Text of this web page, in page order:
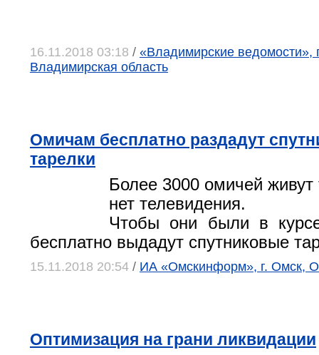
16.11.2018 03:18 / «Владимирские ведомости»,
Владимирская область
Омичам бесплатно раздадут
тарелки
Более 3000 омичей живут
нет телевидения.
Чтобы они были в
бесплатно выдадут спутниковые
15.11.2018 20:54 / ИА «Омскинформ», г. Омск,
Оптимизация на грани ликвидации